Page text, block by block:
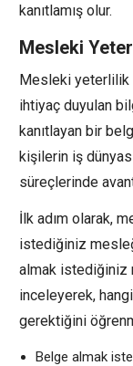
kanıtlamış olur.
Mesleki
Mesleki yeterlilik
ihtiyaç duyulan
kanıtlayan bir
kişilerin iş
süreçlerinde
İlk adım olarak,
istediğiniz
almak istediğiniz
inceleyerek,
gerektiğini
Belge almak